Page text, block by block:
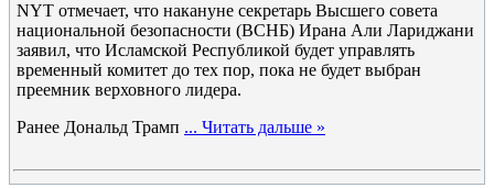
NYT отмечает, что накануне секретарь Высшего совета
национальной безопасности (ВСНБ) Ирана Али Лариджани
заявил, что Исламской Республикой будет управлять
временный комитет до тех пор, пока не будет выбран
преемник верховного лидера.
Ранее Дональд Трамп ... Читать дальше »